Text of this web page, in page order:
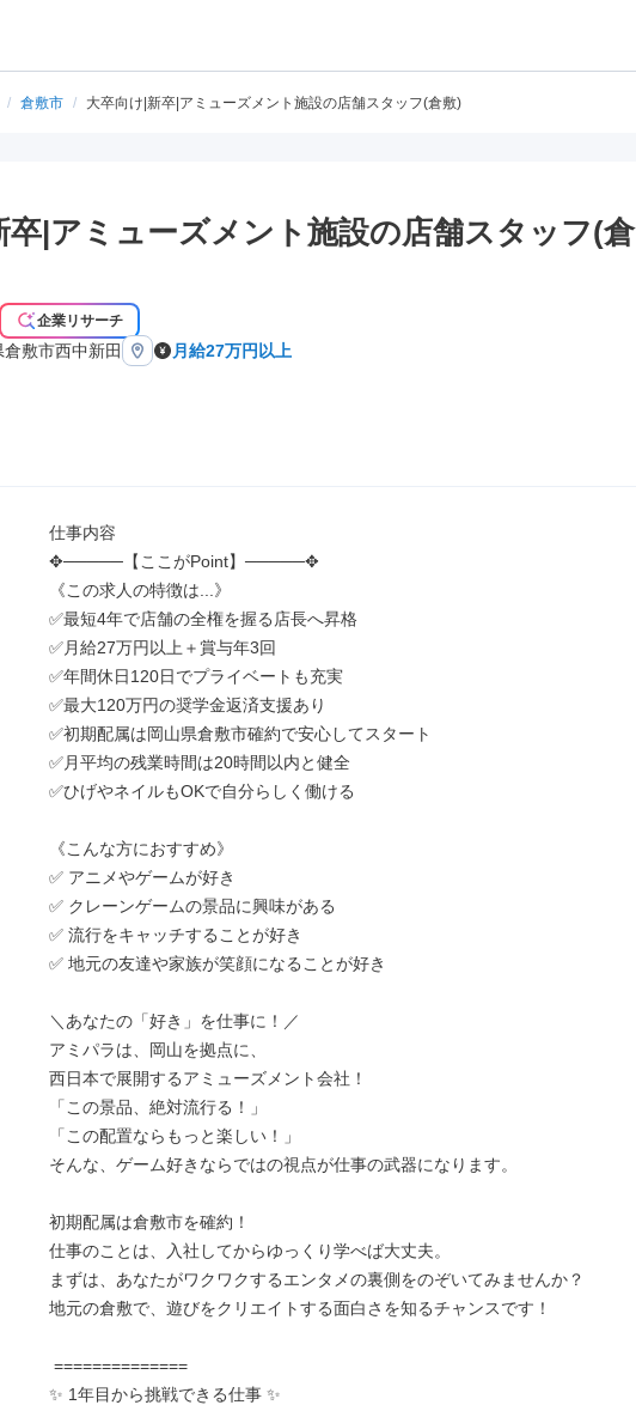
/ 倉敷市 / 大卒向け|新卒|アミューズメント施設の店舗スタッフ(倉敷)
卒|アミューズメント施設の店舗スタッフ(倉
企業リサーチ
敷市西中新田 月給27万円以上
仕事内容
✥─────【ここがPoint】─────✥
《この求人の特徴は...》
✅最短4年で店舗の全権を握る店長へ昇格
✅月給27万円以上＋賞与年3回
✅年間休日120日でプライベートも充実
✅最大120万円の奨学金返済支援あり
✅初期配属は岡山県倉敷市確約で安心してスタート
✅月平均の残業時間は20時間以内と健全
✅ひげやネイルもOKで自分らしく働ける
《こんな方におすすめ》
✅ アニメやゲームが好き
✅ クレーンゲームの景品に興味がある
✅ 流行をキャッチすることが好き
✅ 地元の友達や家族が笑顔になることが好き
＼あなたの「好き」を仕事に！／
アミパラは、岡山を拠点に、
西日本で展開するアミューズメント会社！
「この景品、絶対流行る！」
「この配置ならもっと楽しい！」
そんな、ゲーム好きならではの視点が仕事の武器になります。
初期配属は倉敷市を確約！
仕事のことは、入社してからゆっくり学べば大丈夫。
まずは、あなたがワクワクするエンタメの裏側をのぞいてみませんか？
地元の倉敷で、遊びをクリエイトする面白さを知るチャンスです！
✨ 1年目から挑戦できる仕事 ✨